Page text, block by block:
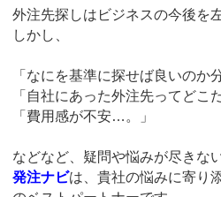
外注先探しはビジネスの今後を
しかし、
「なにを基準に探せば良いのか
「自社にあった外注先ってどこ
「費用感が不安…。」
などなど、疑問や悩みが尽きな
発注ナビは、貴社の悩みに寄り